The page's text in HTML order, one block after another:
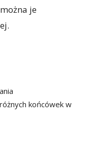
je
końcówek w